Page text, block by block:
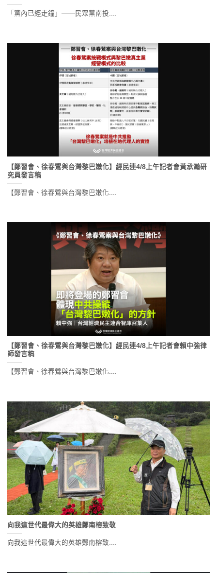
「黨內已經走鐘」——民眾黨南投....
【鄭習會、徐春鶯與台灣黎巴嫩化】經民連4/8上午記者會黃承瀚研
究員發言稿
【鄭習會、徐春鶯與台灣黎巴嫩化....
【鄭習會、徐春鶯與台灣黎巴嫩化】經民連4/8上午記者會賴中強律
師發言稿
【鄭習會、徐春鶯與台灣黎巴嫩化....
向我這世代最偉大的英雄鄭南榕致敬
向我這世代最偉大的英雄鄭南榕致....